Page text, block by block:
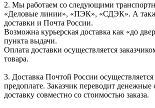
2. Мы работаем со следующими
«Деловые линии», «ПЭК», «СДЭК». А
доставки и Почта России.
Возможна курьерская доставка как «до
пункта выдачи.
Оплата доставки осуществляется
товара.
3. Доставка Почтой России
предоплате. Заказчик переводит денежные
доставку совместно со стоимостью заказа.